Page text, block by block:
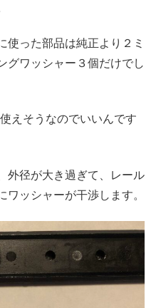
使った部品は純正より２ミ
グワッシャー３個だけでし
えそうなのでいいんです
外径が大き過ぎて、レール
ッシャーが干渉します。